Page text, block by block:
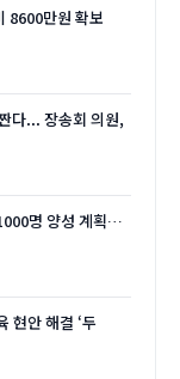
8600만원 확보
다... 장송회 의원,
명 양성 계획…
현안 해결 ‘두